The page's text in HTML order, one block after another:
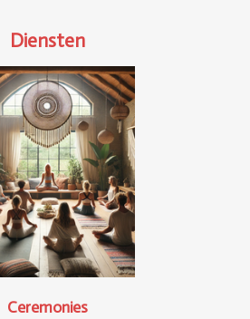
Diensten
Ceremonies